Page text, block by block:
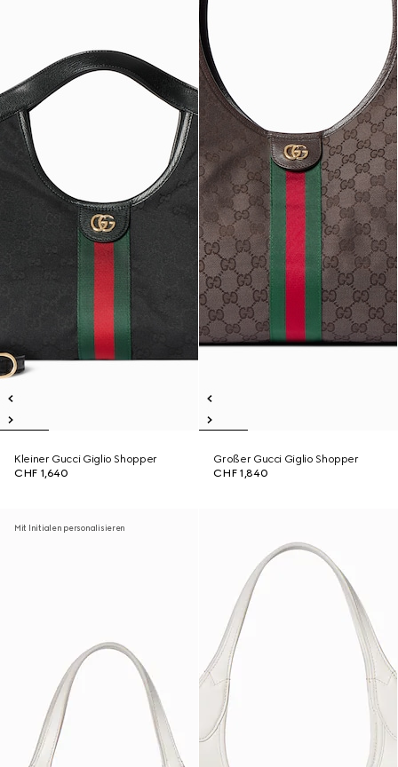
Kleiner Gucci Giglio Shopper
CHF 1,640
Großer Gucci Giglio Shopper
CHF 1,840
Mit Initialen personalisieren